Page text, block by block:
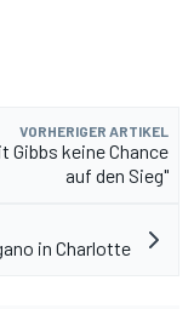
VORHERIGER ARTIKEL
Gibbs keine Chance
auf den Sieg"
in Charlotte